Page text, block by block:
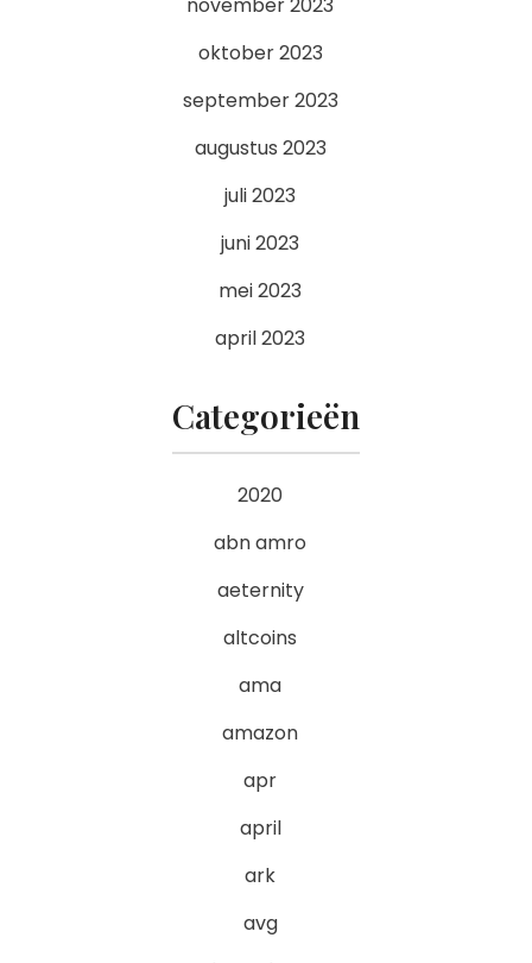
oktober 2023
september 2023
augustus 2023
juli 2023
juni 2023
mei 2023
april 2023
Categorieën
2020
abn amro
aeternity
altcoins
ama
amazon
apr
april
ark
avg